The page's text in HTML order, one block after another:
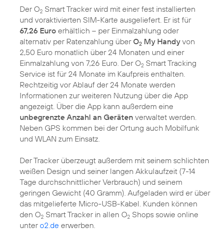
Der O2 Smart Tracker wird mit einer fest installierten
und voraktivierten SIM-Karte ausgeliefert. Er ist für
67,26 Euro erhältlich – per Einmalzahlung oder
alternativ per Ratenzahlung überO2 My Handy von
2,50 Euro monatlich über 24 Monaten und einer
Einmalzahlung von 7,26 Euro. Der O2 Smart Tracking
Service ist für 24 Monate im Kaufpreis enthalten.
Rechtzeitig vor Ablauf der 24 Monate werden
Informationen zur weiteren Nutzung über die App
angezeigt. Über die App kann außerdem eine
unbegrenzte Anzahl an Geräten verwaltet werden.
Neben GPS kommen bei der Ortung auch Mobilfunk
und WLAN zum Einsatz.
Der Tracker überzeugt außerdem mit seinem schlichten
weißen Design und seiner langen Akkulaufzeit (7-14
Tage durchschnittlicher Verbrauch) und seinem
geringen Gewicht (40 Gramm). Aufgeladen wird er über
das mitgelieferte Micro-USB-Kabel. Kunden können
den O2 Smart Tracker in allen O2 Shops sowie online
untero2.de erwerben.